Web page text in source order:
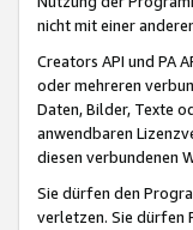
nicht mit einer
Creators API und PA
oder mehreren
Daten, Bilder, Texte
anwendbaren
diesen verbundenen
Sie dürfen den
verletzen. Sie dürfen